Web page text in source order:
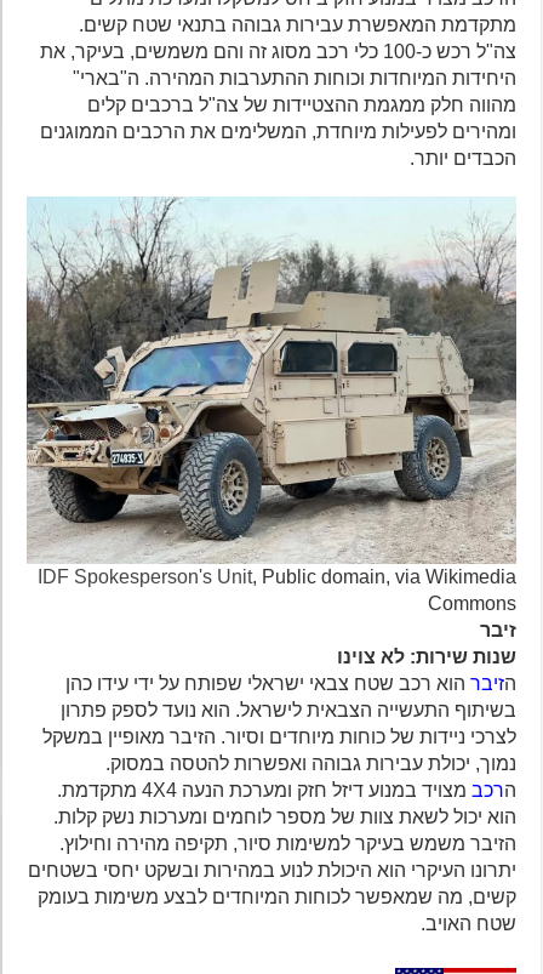
מתקדמת המאפשרת עבירות גבוהה בתנאי שטח קשים.
צה"ל רכש כ-100 כלי רכב מסוג זה והם משמשים, בעיקר, את
היחידות המיוחדות וכוחות ההתערבות המהירה. ה"בארי"
מהווה חלק ממגמת ההצטיידות של צה"ל ברכבים קלים
ומהירים לפעילות מיוחדת, המשלימים את הרכבים הממוגנים
הכבדים יותר.
IDF Spokesperson's Unit, Public domain, via Wikimedia
Commons
זיבר
שנות שירות: לא צוינו
זיברהוא רכב שטח צבאי ישראלי שפותח על ידי עידו כהן
בשיתוף התעשייה הצבאית לישראל. הוא נועד לספק פתרון
לצרכי ניידות של כוחות מיוחדים וסיור. הזיבר מאופיין במשקל
נמוך, יכולת עבירות גבוהה ואפשרות להטסה במסוק.
רכב
מצויד במנוע דיזל חזק ומערכת הנעה 4X4 מתקדמת.
הוא יכול לשאת צוות של מספר לוחמים ומערכות נשק קלות.
הזיבר משמש בעיקר למשימות סיור, תקיפה מהירה וחילוץ.
יתרונו העיקרי הוא היכולת לנוע במהירות ובשקט יחסי בשטחים
קשים, מה שמאפשר לכוחות המיוחדים לבצע משימות בעומק
שטח האויב.